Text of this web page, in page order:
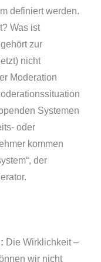
definiert werden.
Was ist
zur
nicht
Moderation
Systemen
oder
kommen
der
Die Wirklichkeit –
wir nicht